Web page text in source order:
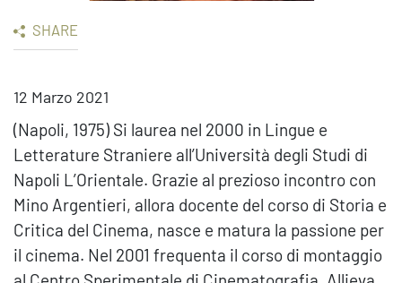
SHARE
12 Marzo 2021
(Napoli, 1975) Si laurea nel 2000 in Lingue e
Letterature Straniere all’Università degli Studi di
Napoli L’Orientale. Grazie al prezioso incontro con
Mino Argentieri, allora docente del corso di Storia e
Critica del Cinema, nasce e matura la passione per
il cinema. Nel 2001 frequenta il corso di montaggio